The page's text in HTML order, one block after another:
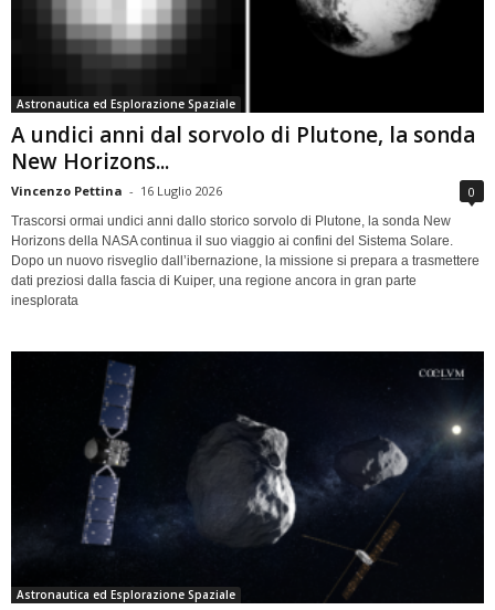
Astronautica ed Esplorazione Spaziale
A undici anni dal sorvolo di Plutone, la sonda
New Horizons...
Vincenzo Pettina - 16 Luglio 2026 0
Trascorsi ormai undici anni dallo storico sorvolo di Plutone, la sonda New
Horizons della NASA continua il suo viaggio ai confini del Sistema Solare.
Dopo un nuovo risveglio dall’ibernazione, la missione si prepara a trasmettere
dati preziosi dalla fascia di Kuiper, una regione ancora in gran parte
inesplorata
Astronautica ed Esplorazione Spaziale